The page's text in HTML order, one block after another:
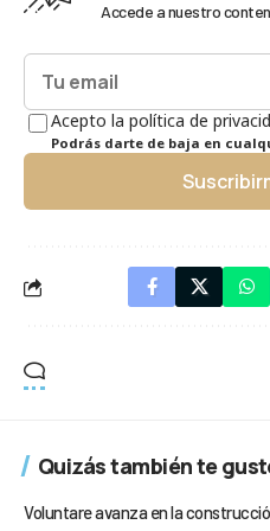
Accede a nuestro
Acepto la política de
Podrás darte de baja en
Quizás también te
Voluntare avanza en la